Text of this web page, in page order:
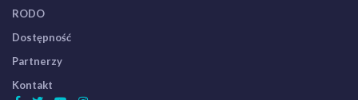
RODO
Dostępność
Partnerzy
Kontakt